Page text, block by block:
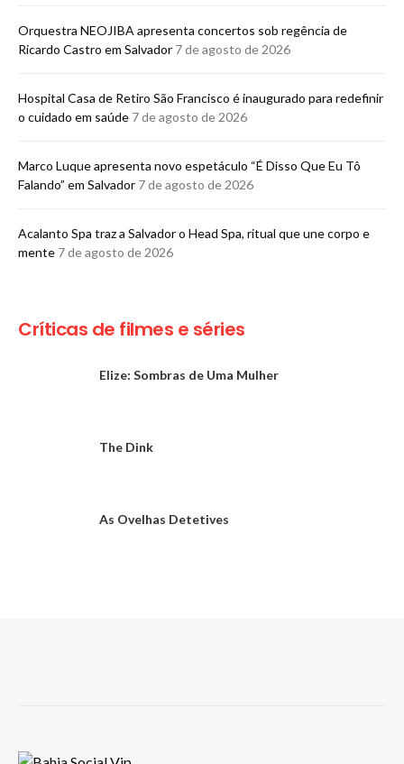
Orquestra NEOJIBA apresenta concertos sob regência de
Ricardo Castro em Salvador 7 de agosto de 2026
Hospital Casa de Retiro São Francisco é inaugurado para redefinir
o cuidado em saúde 7 de agosto de 2026
Marco Luque apresenta novo espetáculo “É Disso Que Eu Tô
Falando” em Salvador 7 de agosto de 2026
Acalanto Spa traz a Salvador o Head Spa, ritual que une corpo e
mente 7 de agosto de 2026
Críticas de filmes e séries
Elize: Sombras de Uma Mulher
The Dink
As Ovelhas Detetives